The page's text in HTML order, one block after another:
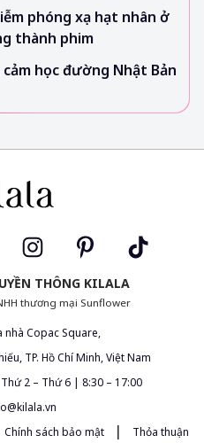
phóng xạ hạt nhân ở
thành phim
học đường Nhật Bản
THÔNG KILALA
thương mại Sunflower
nhà Copac Square,
TP. Hồ Chí Minh, Việt Nam
2 – Thứ 6 | 8:30 – 17:00
Chính sách bảo mật | Thỏa thuận